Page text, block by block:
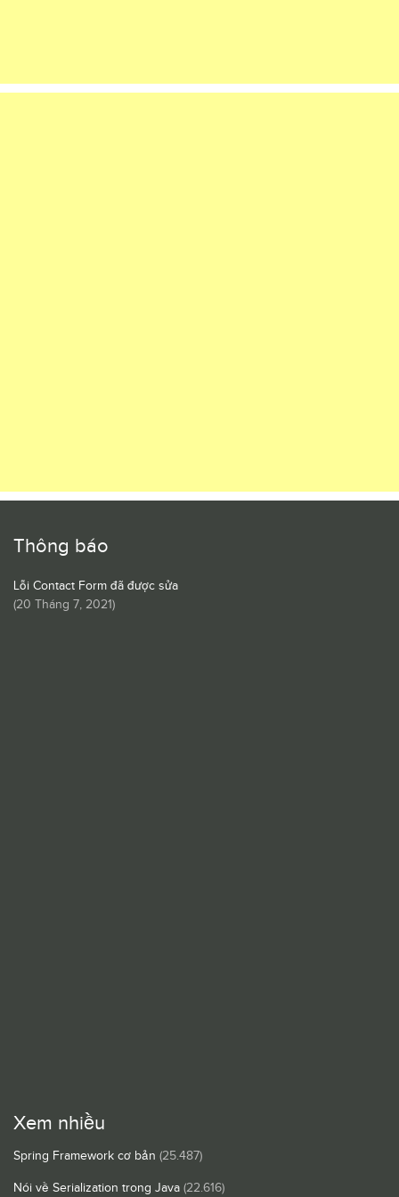
Thông báo
Lỗi Contact Form đã được sửa
(20 Tháng 7, 2021)
Xem nhiều
Spring Framework cơ bản (25.487)
Nói về Serialization trong Java (22.616)